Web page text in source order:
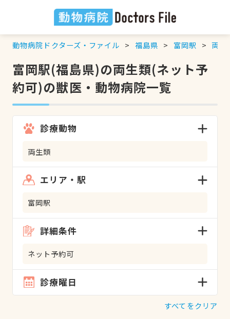
動物病院ドクターズ・ファイル 福島県 富岡駅 両生
富岡駅(福島県)の両生類(ネット予
約可)の獣医・動物病院一覧
診療動物
両生類
エリア・駅
富岡駅
詳細条件
ネット予約可
診療曜日
すべてをクリア